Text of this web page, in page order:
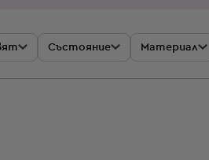
Състояние Материал